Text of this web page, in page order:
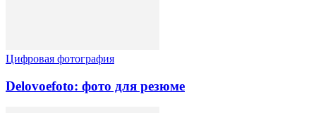
Цифровая фотография
Delovoefoto: фото для резюме